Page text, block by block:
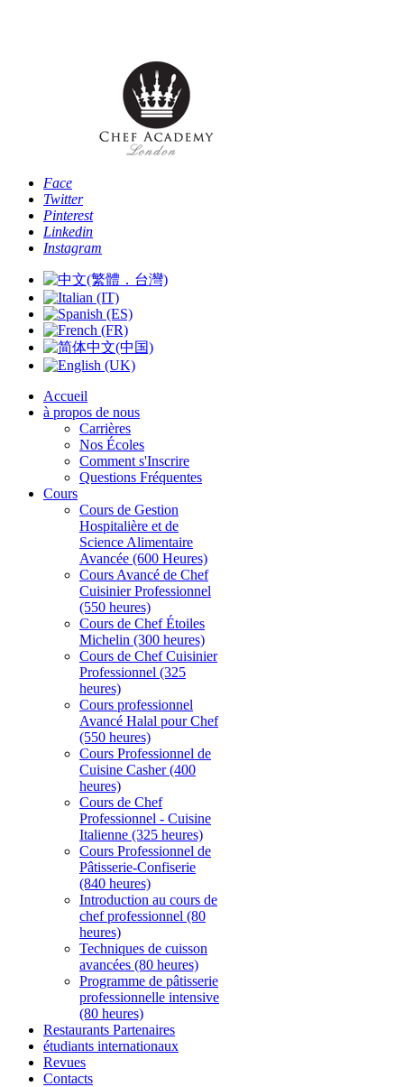
Face
Twitter
Pinterest
Linkedin
Instagram
Accueil
à propos de nous
Carrières
Nos Écoles
Comment s'Inscrire
Questions Fréquentes
Cours
Cours de Gestion
Hospitalière et de
Science Alimentaire
Avancée (600 Heures)
Cours Avancé de Chef
Cuisinier Professionnel
(550 heures)
Cours de Chef Étoiles
Michelin (300 heures)
Cours de Chef Cuisinier
Professionnel (325
heures)
Cours professionnel
Avancé Halal pour Chef
(550 heures)
Cours Professionnel de
Cuisine Casher (400
heures)
Cours de Chef
Professionnel - Cuisine
Italienne (325 heures)
Cours Professionnel de
Pâtisserie-Confiserie
(840 heures)
Introduction au cours de
chef professionnel (80
heures)
Techniques de cuisson
avancées (80 heures)
Programme de pâtisserie
professionnelle intensive
(80 heures)
Restaurants Partenaires
étudiants internationaux
Revues
Contacts